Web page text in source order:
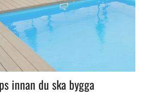
innan du ska bygga